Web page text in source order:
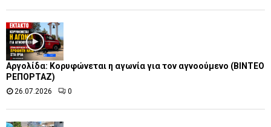
Αργολίδα: Κορυφώνεται η αγωνία για τον αγνοούμενο (ΒΙΝΤΕΟ
ΡΕΠΟΡΤΑΖ)
26.07.2026 0